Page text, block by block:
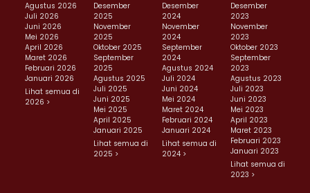
Agustus 2026
Juli 2026
Juni 2026
Mei 2026
April 2026
Maret 2026
Februari 2026
Januari 2026
Lihat semua di
2026 >
Desember
2025
November
2025
Oktober 2025
September
2025
Agustus 2025
Juli 2025
Juni 2025
Mei 2025
April 2025
Januari 2025
Lihat semua di
2025 >
Desember
2024
November
2024
September
2024
Agustus 2024
Juli 2024
Juni 2024
Mei 2024
Maret 2024
Februari 2024
Januari 2024
Lihat semua di
2024 >
Desember
2023
November
2023
Oktober 2023
September
2023
Agustus 2023
Juli 2023
Juni 2023
Mei 2023
April 2023
Maret 2023
Februari 2023
Januari 2023
Lihat semua di
2023 >